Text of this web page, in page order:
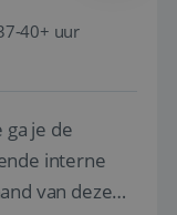
40+ uur
ga je de
interne
van deze